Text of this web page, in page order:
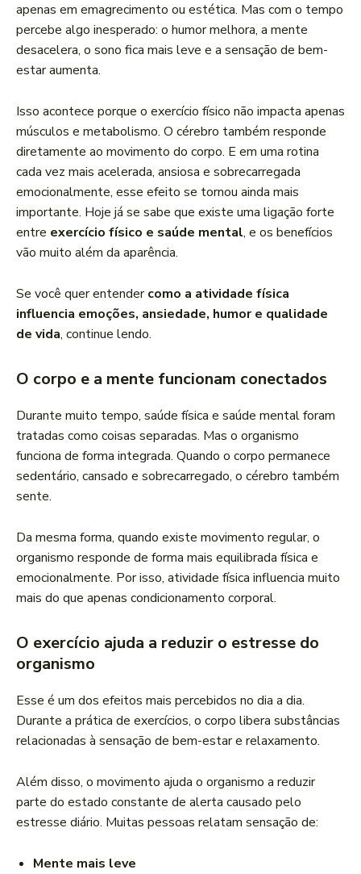
apenas em emagrecimento ou estética. Mas com o tempo
percebe algo inesperado: o humor melhora, a mente
desacelera, o sono fica mais leve e a sensação de bem-
estar aumenta.
Isso acontece porque o exercício físico não impacta apenas
músculos e metabolismo. O cérebro também responde
diretamente ao movimento do corpo. E em uma rotina
cada vez mais acelerada, ansiosa e sobrecarregada
emocionalmente, esse efeito se tornou ainda mais
importante. Hoje já se sabe que existe uma ligação forte
entre exercício físico e saúde mental, e os benefícios
vão muito além da aparência.
Se você quer entendercomo a atividade física
influencia emoções, ansiedade, humor e qualidade
de vida, continue lendo.
O corpo e a mente funcionam conectados
Durante muito tempo, saúde física e saúde mental foram
tratadas como coisas separadas. Mas o organismo
funciona de forma integrada. Quando o corpo permanece
sedentário, cansado e sobrecarregado, o cérebro também
sente.
Da mesma forma, quando existe movimento regular, o
organismo responde de forma mais equilibrada física e
emocionalmente. Por isso, atividade física influencia muito
mais do que apenas condicionamento corporal.
O exercício ajuda a reduzir o estresse do
organismo
Esse é um dos efeitos mais percebidos no dia a dia.
Durante a prática de exercícios, o corpo libera substâncias
relacionadas à sensação de bem-estar e relaxamento.
Além disso, o movimento ajuda o organismo a reduzir
parte do estado constante de alerta causado pelo
estresse diário. Muitas pessoas relatam sensação de:
Mente mais leve